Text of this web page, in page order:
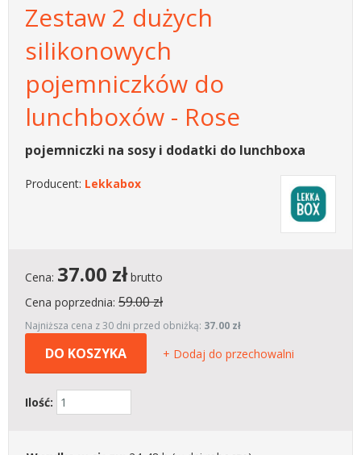
Zestaw 2 dużych
silikonowych
pojemniczków do
lunchboxów - Rose
pojemniczki na sosy i dodatki do lunchboxa
Producent: Lekkabox
Cena: 37.00 złbrutto
Cena poprzednia: 59.00 zł
Najniższa cena z 30 dni przed obniżką: 37.00 zł
DO KOSZYKA + Dodaj do przechowalni
Ilość: